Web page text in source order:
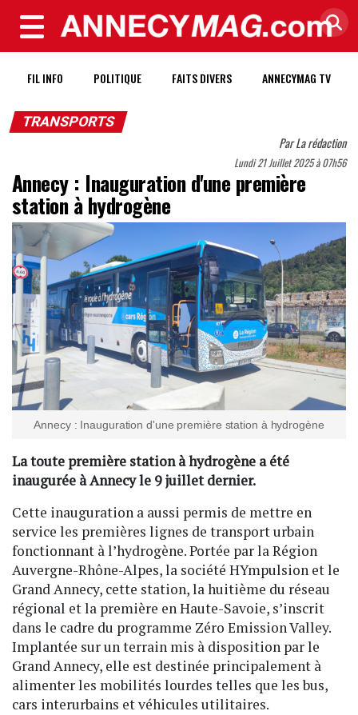
MENU
FIL INFO POLITIQUE FAITS DIVERS ANNECYMAG TV
TRANSPORTS
ParLa rédaction
Lundi 21 Juillet 2025 à 07h56
Annecy : Inauguration d'une première
station à hydrogène
Annecy : Inauguration d'une première station à hydrogène
La toute première station à hydrogène a été
inaugurée à Annecy le 9 juillet dernier.
Cette inauguration a aussi permis de mettre en
service les premières lignes de transport urbain
fonctionnant à l’hydrogène. Portée par la Région
Auvergne-Rhône-Alpes, la société HYmpulsion et le
Grand Annecy, cette station, la huitième du réseau
régional et la première en Haute-Savoie, s’inscrit
dans le cadre du programme Zéro Emission Valley.
Implantée sur un terrain mis à disposition par le
Grand Annecy, elle est destinée principalement à
alimenter les mobilités lourdes telles que les bus,
cars interurbains et véhicules utilitaires.